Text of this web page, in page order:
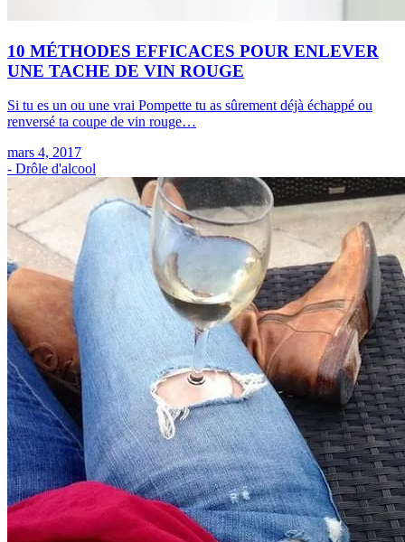
10 MÉTHODES EFFICACES POUR ENLEVER
UNE TACHE DE VIN ROUGE
Si tu es un ou une vrai Pompette tu as sûrement déjà échappé ou
renversé ta coupe de vin rouge…
mars 4, 2017
- Drôle d'alcool